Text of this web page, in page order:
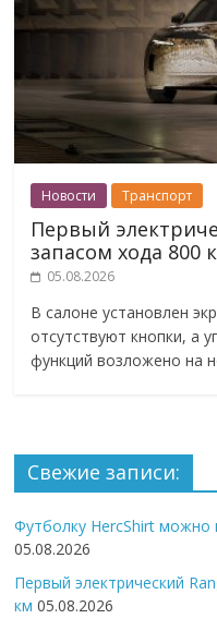
Новости Транспорт
Первый
запасом хода 800
05.08.2026
В салоне установлен
отсутствуют кнопки, а
функций возложено на
Свежие записи:
Футболку HercShirt можно
05.08.2026
Первый электрический
км 05.08.2026